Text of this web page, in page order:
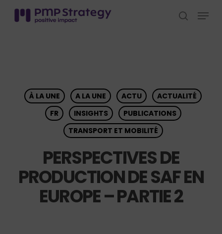
search
Menu
À LA UNE A LA UNE ACTU
ACTUALITÉ
FR
INSIGHTS
PUBLICATIONS
TRANSPORT ET MOBILITÉ
PERSPECTIVES DE
PRODUCTION DE SAF EN
EUROPE – PARTIE 2